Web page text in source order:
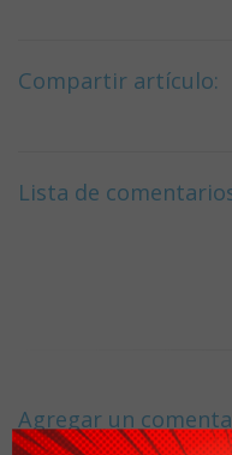
Compartir artículo:
Lista de
Agregar un